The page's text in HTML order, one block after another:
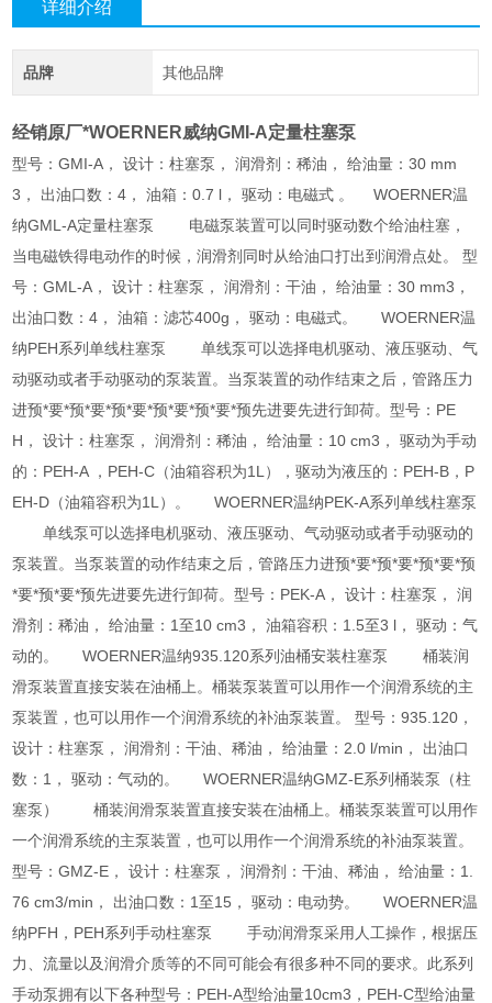
详细介绍
品牌 其他品牌
经销原厂*WOERNER威纳GMI-A定量柱塞泵
型号：GMI-A， 设计：柱塞泵， 润滑剂：稀油， 给油量：30 mm
3， 出油口数：4， 油箱：0.7 l， 驱动：电磁式 。 WOERNER温
纳GML-A定量柱塞泵 电磁泵装置可以同时驱动数个给油柱塞，
当电磁铁得电动作的时候，润滑剂同时从给油口打出到润滑点处。 型
号：GML-A， 设计：柱塞泵， 润滑剂：干油， 给油量：30 mm3，
出油口数：4， 油箱：滤芯400g， 驱动：电磁式。 WOERNER温
纳PEH系列单线柱塞泵 单线泵可以选择电机驱动、液压驱动、气
动驱动或者手动驱动的泵装置。当泵装置的动作结束之后，管路压力
进预*要*预*要*预*要*预*要*预*要*预先进要先进行卸荷。型号：PE
H， 设计：柱塞泵， 润滑剂：稀油， 给油量：10 cm3， 驱动为手动
的：PEH-A ，PEH-C（油箱容积为1L），驱动为液压的：PEH-B，P
EH-D（油箱容积为1L）。 WOERNER温纳PEK-A系列单线柱塞泵
单线泵可以选择电机驱动、液压驱动、气动驱动或者手动驱动的
泵装置。当泵装置的动作结束之后，管路压力进预*要*预*要*预*要*预
*要*预*要*预先进要先进行卸荷。型号：PEK-A， 设计：柱塞泵， 润
滑剂：稀油， 给油量：1至10 cm3， 油箱容积：1.5至3 l， 驱动：气
动的。 WOERNER温纳935.120系列油桶安装柱塞泵 桶装润
滑泵装置直接安装在油桶上。桶装泵装置可以用作一个润滑系统的主
泵装置，也可以用作一个润滑系统的补油泵装置。 型号：935.120，
设计：柱塞泵， 润滑剂：干油、稀油， 给油量：2.0 l/min， 出油口
数：1， 驱动：气动的。 WOERNER温纳GMZ-E系列桶装泵（柱
塞泵） 桶装润滑泵装置直接安装在油桶上。桶装泵装置可以用作
一个润滑系统的主泵装置，也可以用作一个润滑系统的补油泵装置。
型号：GMZ-E， 设计：柱塞泵， 润滑剂：干油、稀油， 给油量：1.
76 cm3/min， 出油口数：1至15， 驱动：电动势。 WOERNER温
纳PFH，PEH系列手动柱塞泵 手动润滑泵采用人工操作，根据压
力、流量以及润滑介质等的不同可能会有很多种不同的要求。此系列
手动泵拥有以下各种型号：PEH-A型给油量10cm3，PEH-C型给油量